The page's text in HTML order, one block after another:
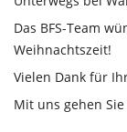
Das BFS-Team
Weihnachtszeit!
Vielen Dank für
Mit uns gehen